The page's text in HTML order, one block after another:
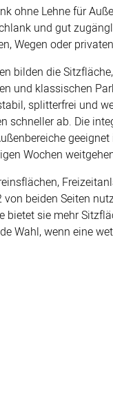
ohne Lehne für
und gut
Wegen oder
bilden die
und klassischen
splitterfrei und
ab. Die
Wochen
beiden Seiten
sie mehr
Wahl, wenn eine